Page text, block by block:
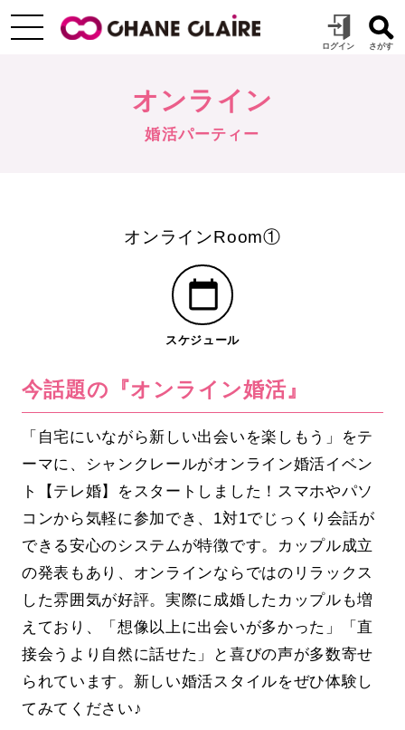
オンライン
婚活パーティー
オンラインRoom①
スケジュール
今話題の『オンライン婚活』
「自宅にいながら新しい出会いを楽しもう」をテ
ーマに、シャンクレールがオンライン婚活イベン
ト【テレ婚】をスタートしました！スマホやパソ
コンから気軽に参加でき、1対1でじっくり会話が
できる安心のシステムが特徴です。カップル成立
の発表もあり、オンラインならではのリラックス
した雰囲気が好評。実際に成婚したカップルも増
えており、「想像以上に出会いが多かった」「直
接会うより自然に話せた」と喜びの声が多数寄せ
られています。新しい婚活スタイルをぜひ体験し
てみてください♪